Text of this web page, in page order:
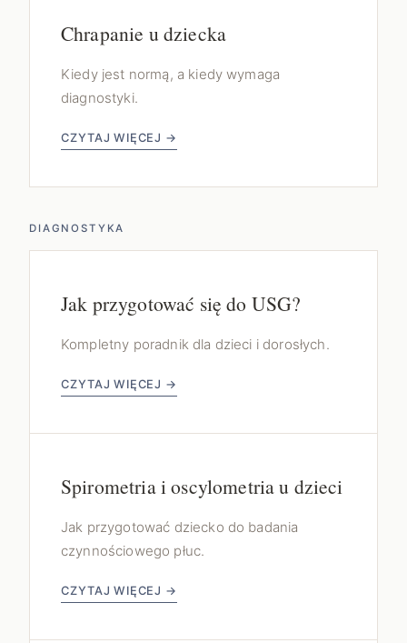
Chrapanie u dziecka
Kiedy jest normą, a kiedy wymaga
diagnostyki.
CZYTAJ WIĘCEJ →
DIAGNOSTYKA
Jak przygotować się do USG?
Kompletny poradnik dla dzieci i dorosłych.
CZYTAJ WIĘCEJ →
Spirometria i oscylometria u dzieci
Jak przygotować dziecko do badania
czynnościowego płuc.
CZYTAJ WIĘCEJ →